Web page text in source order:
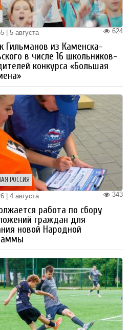
624
| 5 августа
Гильманов из Каменска-
в числе 16 школьников-
конкурса «Большая
РОССИЯ
343
| 4 августа
работа по сбору
граждан для
новой Народной